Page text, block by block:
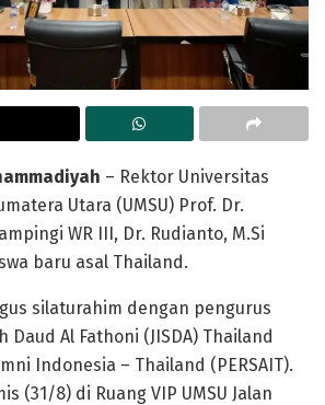
– Rektor Universitas
Utara (UMSU) Prof. Dr.
WR III, Dr. Rudianto, M.Si
baru asal Thailand.
silaturahim dengan pengurus
Daud Al Fathoni (JISDA) Thailand
Indonesia – Thailand (PERSAIT).
(31/8) di Ruang VIP UMSU Jalan